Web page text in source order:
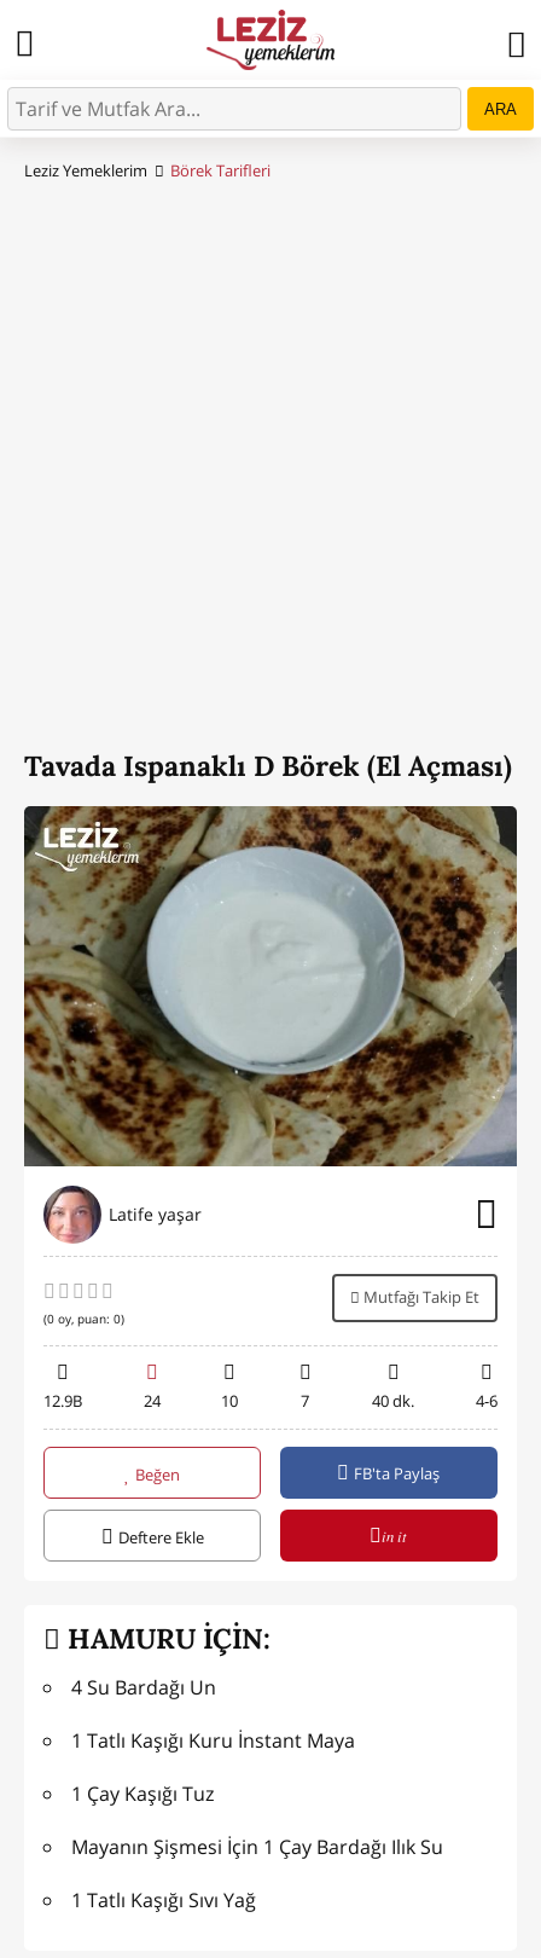
ARA
Leziz Yemeklerim Börek Tarifleri
Tavada Ispanaklı D Börek (El Açması)
Latife yaşar
(0 oy, puan: 0)
Mutfağı Takip Et
12.9B 24 10 7 40 dk. 4-6
Beğen FB'ta Paylaş
Deftere Ekle in it
HAMURU İÇİN:
4 Su Bardağı Un
1 Tatlı Kaşığı Kuru İnstant Maya
1 Çay Kaşığı Tuz
Mayanın Şişmesi İçin 1 Çay Bardağı Ilık Su
1 Tatlı Kaşığı Sıvı Yağ